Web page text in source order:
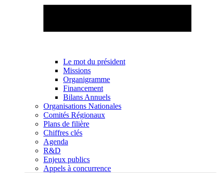
Le mot du président
Missions
Organigramme
Financement
Bilans Annuels
Organisations Nationales
Comités Régionaux
Plans de filière
Chiffres clés
Agenda
R&D
Enjeux publics
Appels à concurrence